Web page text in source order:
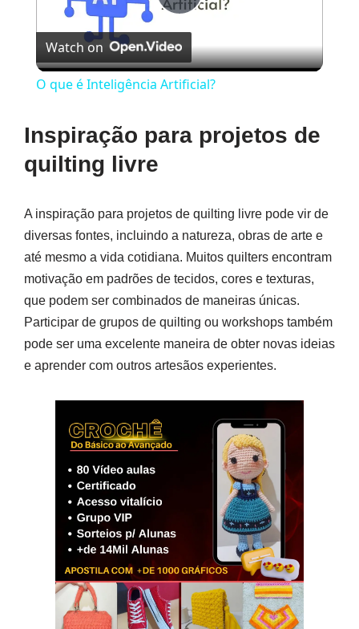
Play
Video
Watch on
O que é Inteligência Artificial?
Inspiração para projetos de
quilting livre
A inspiração para projetos de quilting livre pode vir de
diversas fontes, incluindo a natureza, obras de arte e
até mesmo a vida cotidiana. Muitos quilters encontram
motivação em padrões de tecidos, cores e texturas,
que podem ser combinados de maneiras únicas.
Participar de grupos de quilting ou workshops também
pode ser uma excelente maneira de obter novas ideias
e aprender com outros artesãos experientes.